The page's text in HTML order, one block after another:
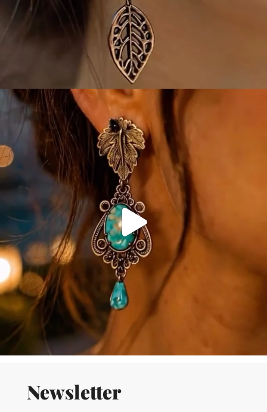
Newsletter